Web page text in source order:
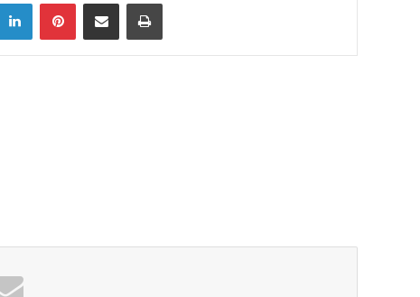
LinkedInPinterestShare via Email Print